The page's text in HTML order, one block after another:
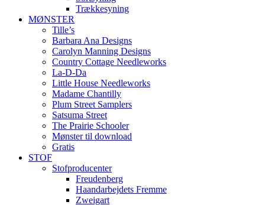
Trækkesyning
MØNSTER
Tille’s
Barbara Ana Designs
Carolyn Manning Designs
Country Cottage Needleworks
La-D-Da
Little House Needleworks
Madame Chantilly
Plum Street Samplers
Satsuma Street
The Prairie Schooler
Mønster til download
Gratis
STOF
Stofproducenter
Freudenberg
Haandarbejdets Fremme
Zweigart